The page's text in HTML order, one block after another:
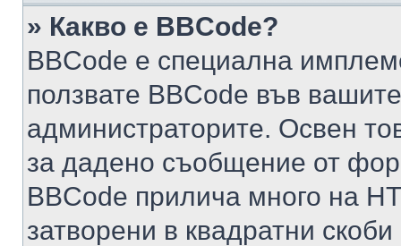
» Какво е BBCode?
BBCode е специална
ползвате BBCode във
администраторите. Освен
за дадено съобщение от
BBCode прилича много на
затворени в квадратни